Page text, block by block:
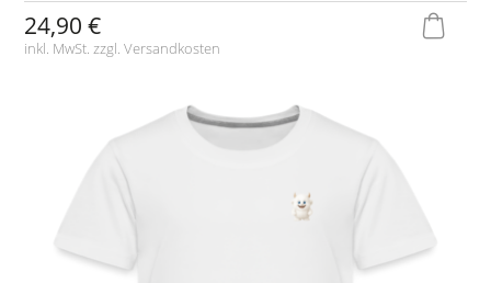
24,90 €
inkl. MwSt. zzgl.Versandkosten